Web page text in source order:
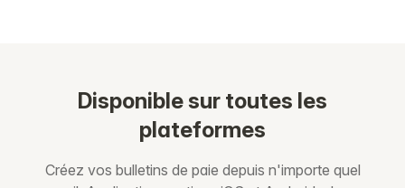
Disponible sur toutes les
plateformes
Créez vos bulletins de paie depuis n'importe quel